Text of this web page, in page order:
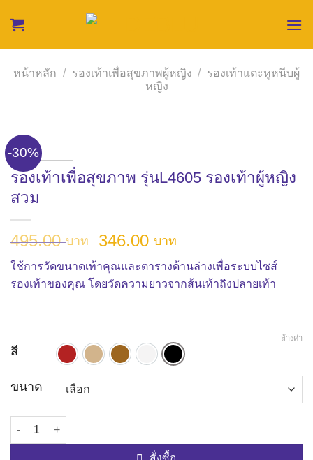
หน้าหลัก / รองเท้าเพื่อสุขภาพผู้หญิง / รองเท้าแตะหูหนีบผู้
หญิง
-30%
รองเท้าเพื่อสุขภาพ รุ่นL4605 รองเท้าผู้หญิง
สวม
495.00บาท
Original
was:
495.00 บาท.
346.00บาท
price
is:
346.00 บาท.
ใช้การวัดขนาดเท้าคุณและตารางด้านล่างเพื่อระบบไซส์
รองเท้าของคุณ โดยวัดความยาวจากส้นเท้าถึงปลายเท้า
สี
สีแดงเข้มสีแทน สีน้ำตาลสีขาว สีดำ
ขนาด
ล้างค่า
จำนวน รองเท้าเพื่อสุขภาพ รุ่นL4605 รองเท้าผู้หญิงสวม ชิ้น
สั่งซื้อ